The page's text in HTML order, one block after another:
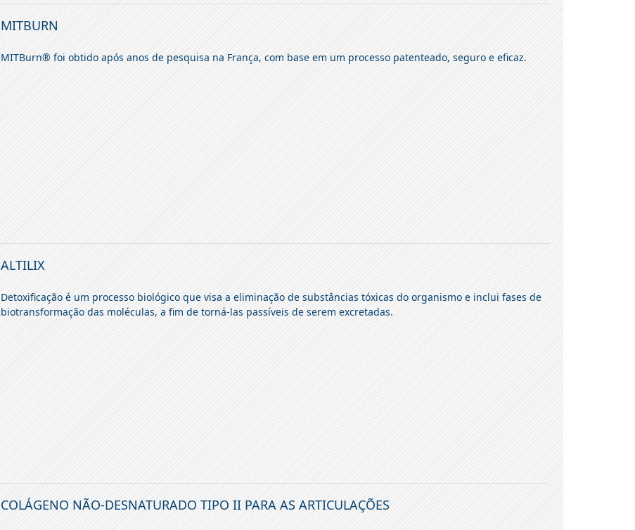
MITBURN
MITBurn® foi obtido após anos de pesquisa na França, com base em um processo patenteado, seguro e eficaz.
ALTILIX
Detoxificação é um processo biológico que visa a eliminação de substâncias tóxicas do organismo e inclui fases de
biotransformação das moléculas, a fim de torná-las passíveis de serem excretadas.
COLÁGENO NÃO-DESNATURADO TIPO II PARA AS ARTICULAÇÕES